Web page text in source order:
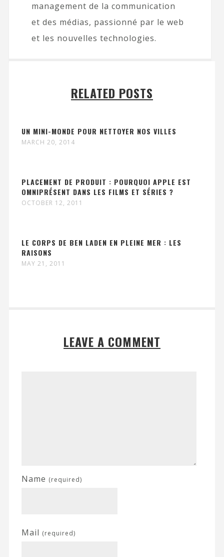
management de la communication
et des médias, passionné par le web
et les nouvelles technologies.
RELATED POSTS
UN MINI-MONDE POUR NETTOYER NOS VILLES
MARCH 20, 2014
PLACEMENT DE PRODUIT : POURQUOI APPLE EST
OMNIPRÉSENT DANS LES FILMS ET SÉRIES ?
OCTOBER 12, 2011
LE CORPS DE BEN LADEN EN PLEINE MER : LES
RAISONS
MAY 21, 2011
LEAVE A COMMENT
Name (required)
Mail (required)